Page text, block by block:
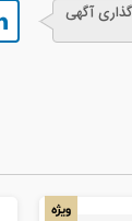
آگهی
ویژه